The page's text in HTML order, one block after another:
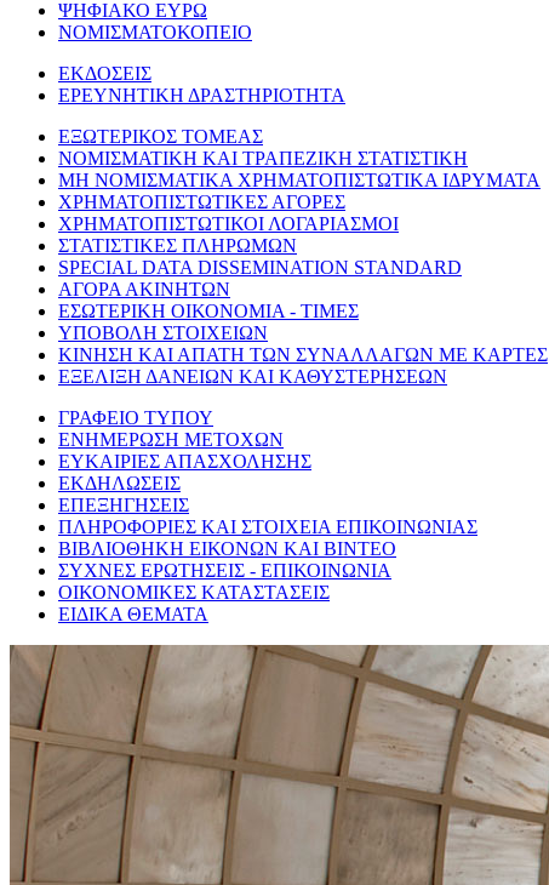
ΨΗΦΙΑΚΟ ΕΥΡΩ
ΝΟΜΙΣΜΑΤΟΚΟΠΕΙΟ
ΕΚΔΟΣΕΙΣ
ΕΡΕΥΝΗΤΙΚΗ ΔΡΑΣΤΗΡΙΟΤΗΤΑ
ΕΞΩΤΕΡΙΚΟΣ ΤΟΜΕΑΣ
ΝΟΜΙΣΜΑΤΙΚΗ ΚΑΙ ΤΡΑΠΕΖΙΚΗ ΣΤΑΤΙΣΤΙΚΗ
ΜΗ ΝΟΜΙΣΜΑΤΙΚΑ ΧΡΗΜΑΤΟΠΙΣΤΩΤΙΚΑ ΙΔΡΥΜΑΤΑ
ΧΡΗΜΑΤΟΠΙΣΤΩΤΙΚΕΣ ΑΓΟΡΕΣ
ΧΡΗΜΑΤΟΠΙΣΤΩΤΙΚΟΙ ΛΟΓΑΡΙΑΣΜΟΙ
ΣΤΑΤΙΣΤΙΚΕΣ ΠΛΗΡΩΜΩΝ
SPECIAL DATA DISSEMINATION STANDARD
ΑΓΟΡΑ ΑΚΙΝΗΤΩΝ
ΕΣΩΤΕΡΙΚΗ ΟΙΚΟΝΟΜΙΑ - ΤΙΜΕΣ
ΥΠΟΒΟΛΗ ΣΤΟΙΧΕΙΩΝ
ΚΙΝΗΣΗ ΚΑΙ ΑΠΑΤΗ ΤΩΝ ΣΥΝΑΛΛΑΓΩΝ ΜΕ ΚΑΡΤΕΣ
ΕΞΕΛΙΞΗ ΔΑΝΕΙΩΝ ΚΑΙ ΚΑΘΥΣΤΕΡΗΣΕΩΝ
ΓΡΑΦΕΙΟ ΤΥΠΟΥ
ΕΝΗΜΕΡΩΣΗ ΜΕΤΟΧΩΝ
ΕΥΚΑΙΡΙΕΣ ΑΠΑΣΧΟΛΗΣΗΣ
ΕΚΔΗΛΩΣΕΙΣ
ΕΠΕΞΗΓΗΣΕΙΣ
ΠΛΗΡΟΦΟΡΙΕΣ ΚΑΙ ΣΤΟΙΧΕΙΑ ΕΠΙΚΟΙΝΩΝΙΑΣ
ΒΙΒΛΙΟΘΗΚΗ ΕΙΚΟΝΩΝ ΚΑΙ ΒΙΝΤΕΟ
ΣΥΧΝΕΣ ΕΡΩΤΗΣΕΙΣ - ΕΠΙΚΟΙΝΩΝΙΑ
ΟΙΚΟΝΟΜΙΚΕΣ ΚΑΤΑΣΤΑΣΕΙΣ
ΕΙΔΙΚΑ ΘΕΜΑΤΑ